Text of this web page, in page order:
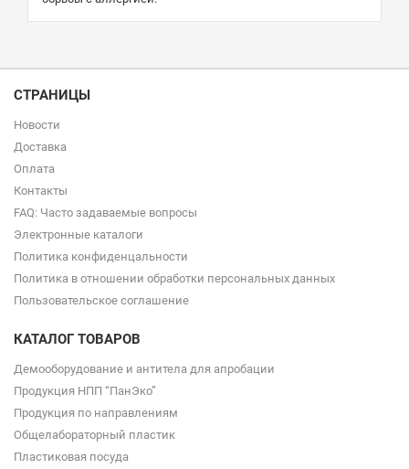
СТРАНИЦЫ
Новости
Доставка
Оплата
Контакты
FAQ: Часто задаваемые вопросы
Электронные каталоги
Политика конфиденцальности
Политика в отношении обработки персональных данных
Пользовательское соглашение
КАТАЛОГ ТОВАРОВ
Демооборудование и антитела для апробации
Продукция НПП “ПанЭко”
Продукция по направлениям
Общелабораторный пластик
Пластиковая посуда